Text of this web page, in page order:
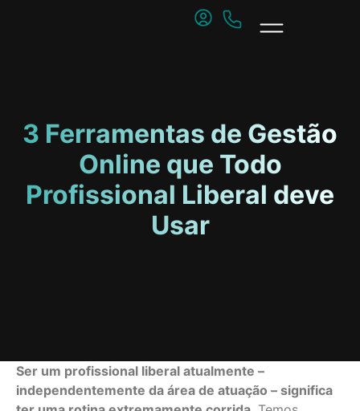
3 Ferramentas de Gestão
Online que Todo
Profissional Liberal deve
Usar
Ser um profissional liberal atualmente –
independentemente da área de atuação – significa